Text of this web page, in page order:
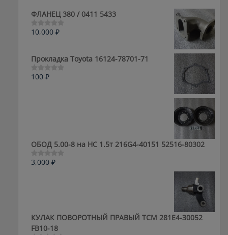
ФЛАНЕЦ 380 / 0411 5433
Оценка
5
10,000 ₽
Прокладка Toyota 16124-78701-71
Оценка
100 ₽
ОБОД 5.00-8 на HC 1.5т 216G4-40151 52516-80302
Оценка
3,000 ₽
КУЛАК ПОВОРОТНЫЙ ПРАВЫЙ ТСМ 281E4-30052
FB10-18